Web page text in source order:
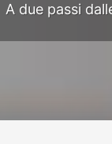
A due passi